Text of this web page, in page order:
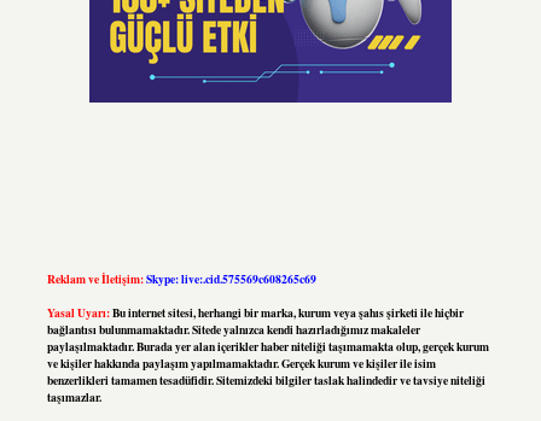
Reklam ve İletişim:Skype: live:.cid.575569c608265c69
Yasal Uyarı:Bu internet sitesi, herhangi bir marka, kurum veya şahıs şirketi ile hiçbir
bağlantısı bulunmamaktadır. Sitede yalnızca kendi hazırladığımız makaleler
paylaşılmaktadır. Burada yer alan içerikler haber niteliği taşımamakta olup, gerçek kurum
ve kişiler hakkında paylaşım yapılmamaktadır. Gerçek kurum ve kişiler ile isim
benzerlikleri tamamen tesadüfidir. Sitemizdeki bilgiler taslak halindedir ve tavsiye niteliği
taşımazlar.